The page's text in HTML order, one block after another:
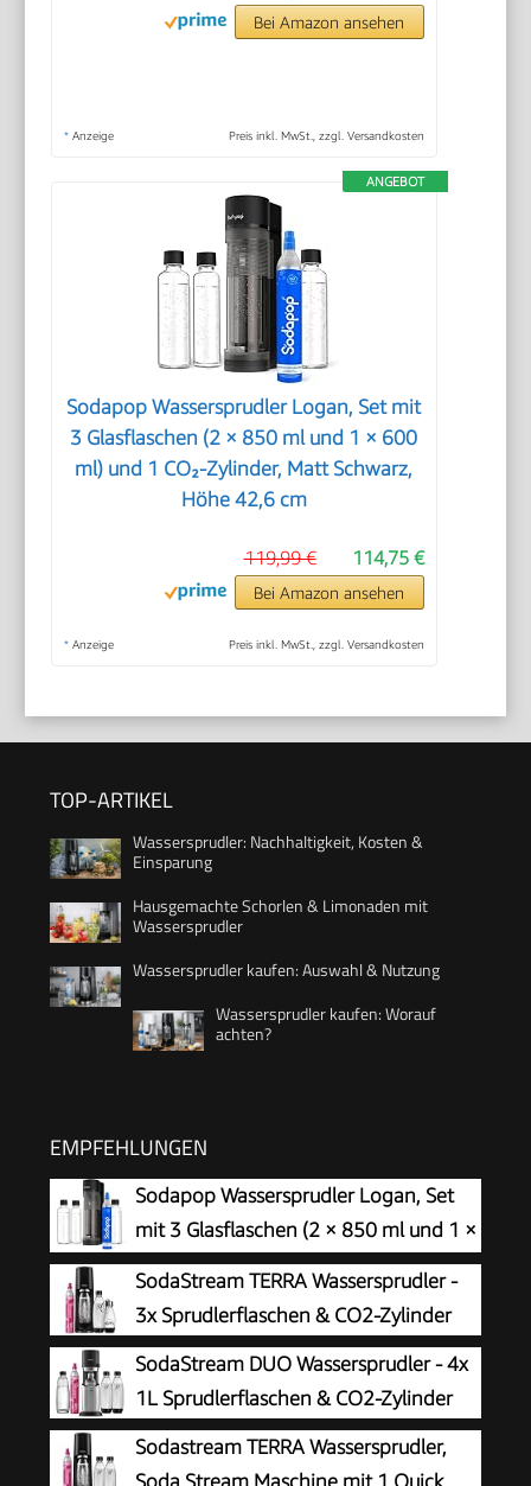
Bei Amazon ansehen
* Anzeige Preis inkl. MwSt., zzgl. Versandkosten
ANGEBOT
Sodapop Wassersprudler Logan, Set mit
3 Glasflaschen (2 × 850 ml und 1 × 600
ml) und 1 CO₂-Zylinder, Matt Schwarz,
Höhe 42,6 cm
114,75 €
119,99 €
Bei Amazon ansehen
* Anzeige Preis inkl. MwSt., zzgl. Versandkosten
TOP-ARTIKEL
Wassersprudler: Nachhaltigkeit, Kosten &
Einsparung
Hausgemachte Schorlen & Limonaden mit
Wassersprudler
Wassersprudler kaufen: Auswahl & Nutzung
Wassersprudler kaufen: Worauf
achten?
EMPFEHLUNGEN
Sodapop Wassersprudler Logan, Set
mit 3 Glasflaschen (2 × 850 ml und 1 ×
600 ml) und 1 CO₂-Zylinder, Matt
Schwarz, Höhe 42,6 cm
SodaStream TERRA Wassersprudler -
3x Sprudlerflaschen & CO2-Zylinder
SodaStream DUO Wassersprudler - 4x
1L Sprudlerflaschen & CO2-Zylinder
Sodastream TERRA Wassersprudler,
Soda Stream Maschine mit 1 Quick